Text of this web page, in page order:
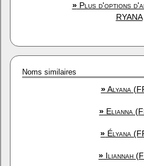
»Plus d'options
RYANA
Noms similaires
»Alyana
»Elianna
» Élyana
»Iliannah